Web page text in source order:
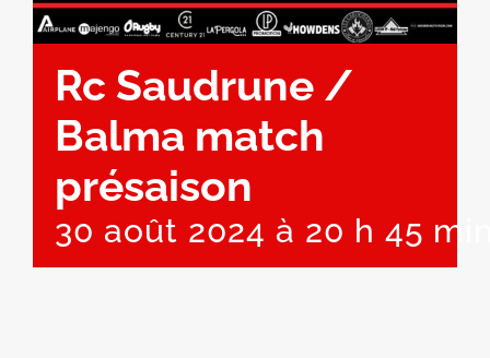
Rc Saudrune /
Balma match
présaison
30 août 2024 à 20 h 45